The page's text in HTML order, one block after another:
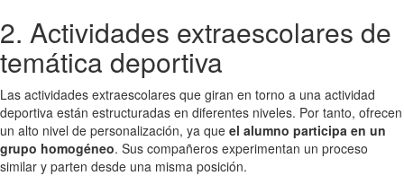
2. Actividades extraescolares de
temática deportiva
Las actividades extraescolares que giran en torno a una actividad
deportiva están estructuradas en diferentes niveles. Por tanto, ofrecen
un alto nivel de personalización, ya que el alumno participa en un
grupo homogéneo. Sus compañeros experimentan un proceso
similar y parten desde una misma posición.